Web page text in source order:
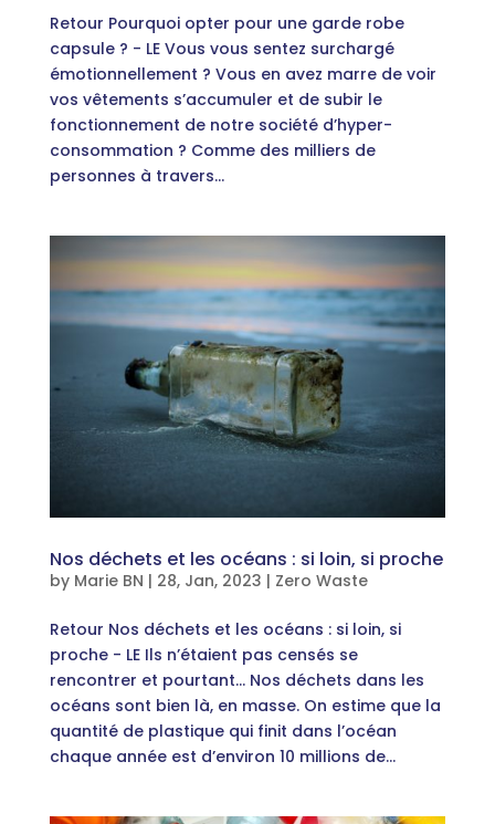
Retour Pourquoi opter pour une garde robe
capsule ? - LE Vous vous sentez surchargé
émotionnellement ? Vous en avez marre de voir
vos vêtements s’accumuler et de subir le
fonctionnement de notre société d’hyper-
consommation ? Comme des milliers de
personnes à travers...
Nos déchets et les océans : si loin, si proche
by Marie BN | 28, Jan, 2023 | Zero Waste
Retour Nos déchets et les océans : si loin, si
proche - LE Ils n’étaient pas censés se
rencontrer et pourtant… Nos déchets dans les
océans sont bien là, en masse. On estime que la
quantité de plastique qui finit dans l’océan
chaque année est d’environ 10 millions de...